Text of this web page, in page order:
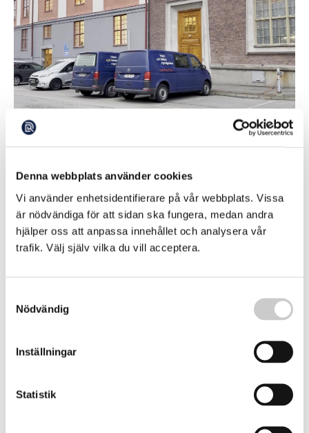
Denna webbplats använder cookies
Vi använder enhetsidentifierare på vår webbplats. Vissa
är nödvändiga för att sidan ska fungera, medan andra
hjälper oss att anpassa innehållet och analysera vår
trafik. Välj själv vilka du vill acceptera.
Nödvändig
Inställningar
Statistik
Tandlös lag – bottentrålningen får fortsätta
Sverige har länge kritiserats för att våra marina skyddade
områden är bristfälligt skyddade - där bottentrålning
efter räka tillåtits även i naturreservat och i vår första
marina nationalpark. Men från och med 1:a juli i år har vi
en ny lag som ska förbjuda bottentrålning i skyddade
områden.
2026-03-19
Sverige utan handlingsplan för tre år